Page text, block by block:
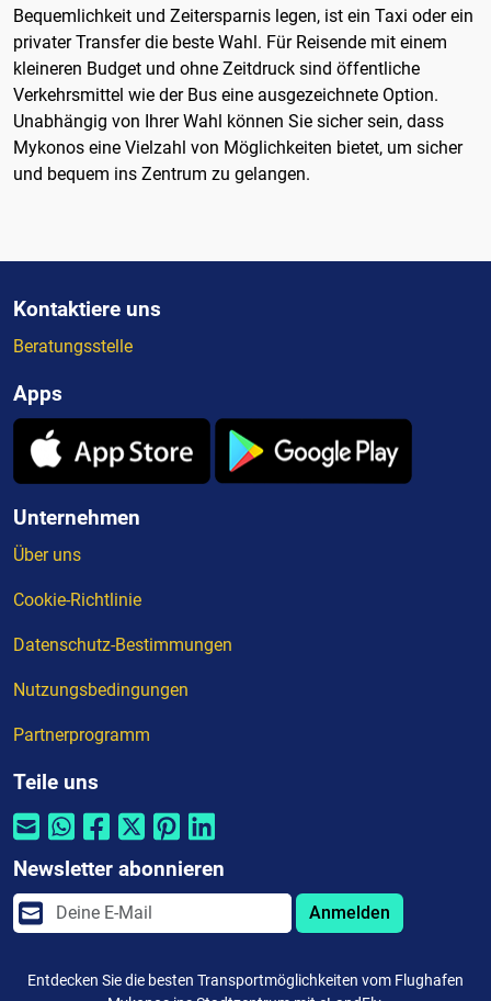
Bequemlichkeit und Zeitersparnis legen, ist ein Taxi oder ein
privater Transfer die beste Wahl. Für Reisende mit einem
kleineren Budget und ohne Zeitdruck sind öffentliche
Verkehrsmittel wie der Bus eine ausgezeichnete Option.
Unabhängig von Ihrer Wahl können Sie sicher sein, dass
Mykonos eine Vielzahl von Möglichkeiten bietet, um sicher
und bequem ins Zentrum zu gelangen.
Kontaktiere uns
Beratungsstelle
Apps
Unternehmen
Über uns
Cookie-Richtlinie
Datenschutz-Bestimmungen
Nutzungsbedingungen
Partnerprogramm
Teile uns
Newsletter abonnieren
Anmelden
Entdecken Sie die besten Transportmöglichkeiten vom Flughafen